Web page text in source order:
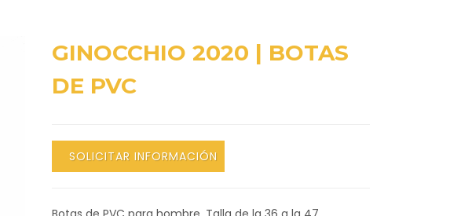
GINOCCHIO 2020 | BOTAS
DE PVC
SOLICITAR INFORMACIÓN